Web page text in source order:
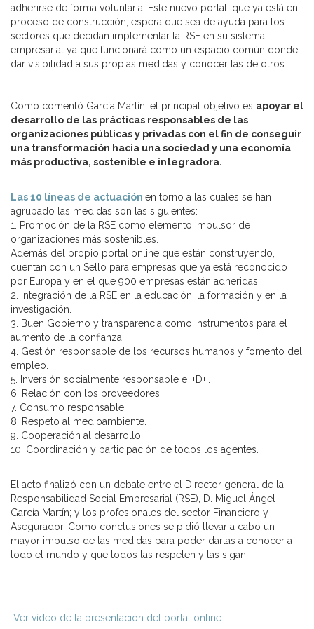
adherirse de forma voluntaria. Este nuevo portal, que ya está en
proceso de construcción, espera que sea de ayuda para los
sectores que decidan implementar la RSE en su sistema
empresarial ya que funcionará como un espacio común donde
dar visibilidad a sus propias medidas y conocer las de otros.
Como comentó García Martín, el principal objetivo es apoyar el
desarrollo de las prácticas responsables de las
organizaciones públicas y privadas con el fin de conseguir
una transformación hacia una sociedad y una economía
más productiva, sostenible e integradora.
Las 10 líneas de actuación en torno a las cuales se han
agrupado las medidas son las siguientes:
1. Promoción de la RSE como elemento impulsor de
organizaciones más sostenibles.
Además del propio portal online que están construyendo,
cuentan con un Sello para empresas que ya está reconocido
por Europa y en el que 900 empresas están adheridas.
2. Integración de la RSE en la educación, la formación y en la
investigación.
3. Buen Gobierno y transparencia como instrumentos para el
aumento de la confianza.
4. Gestión responsable de los recursos humanos y fomento del
empleo.
5. Inversión socialmente responsable e I+D+i.
6. Relación con los proveedores.
7. Consumo responsable.
8. Respeto al medioambiente.
9. Cooperación al desarrollo.
10. Coordinación y participación de todos los agentes.
El acto finalizó con un debate entre el Director general de la
Responsabilidad Social Empresarial (RSE), D. Miguel Ángel
García Martín; y los profesionales del sector Financiero y
Asegurador. Como conclusiones se pidió llevar a cabo un
mayor impulso de las medidas para poder darlas a conocer a
todo el mundo y que todos las respeten y las sigan.
Ver vídeo de la presentación del portal online